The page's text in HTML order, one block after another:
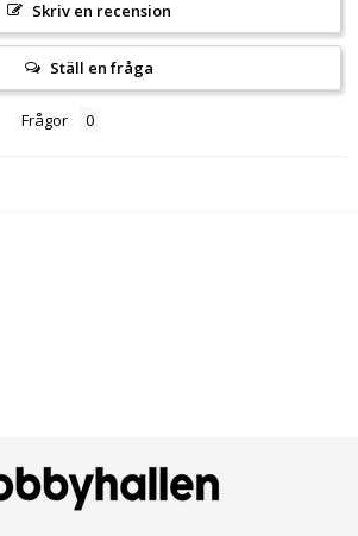
Skriv en recension
Ställ en fråga
Frågor